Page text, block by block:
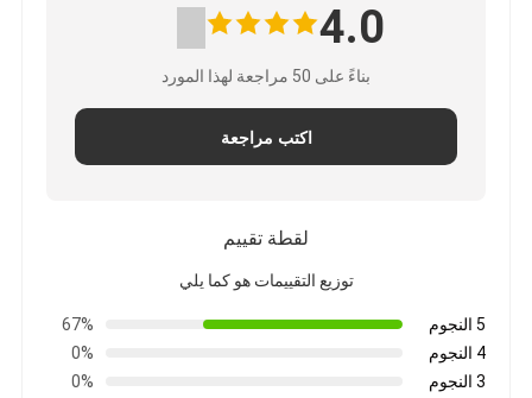
4.0
بناءً على 50 مراجعة لهذا المورد
اكتب مراجعة
لقطة تقييم
توزيع التقييمات هو كما يلي
5 النجوم
67%
4 النجوم
0%
3 النجوم
0%